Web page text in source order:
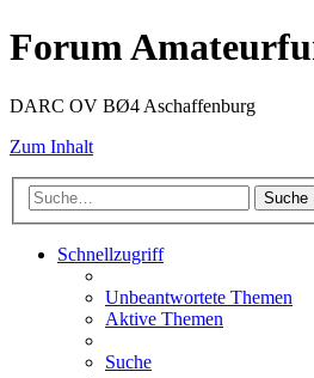
Forum
DARC OV BØ4 Aschaffenburg
Zum Inhalt
Suche
Schnellzugriff
Unbeantwortete Themen
Aktive Themen
Suche